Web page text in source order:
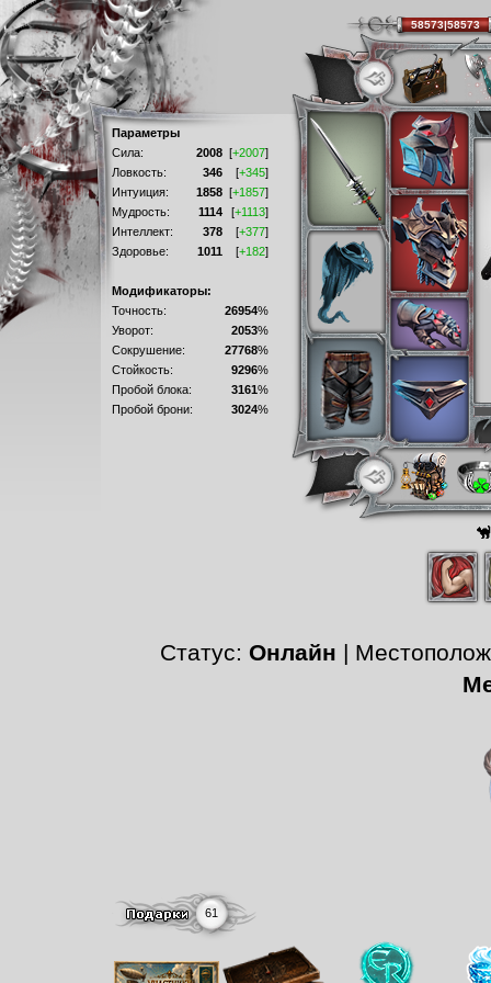
Параметры
Сила:
2008 [+2007]
Ловкость:
346 [+345]
Интуиция:
1858 [+1857]
Мудрость:
1114 [+1113]
Интеллект:
378 [+377]
Здоровье:
1011 [+182]
Модификаторы:
Точность:
26954%
Уворот:
2053%
Сокрушение:
27768%
Стойкость:
9296%
Пробой блока:
3161%
Пробой брони:
3024%
Статус: Онлайн |
61
58573|58573